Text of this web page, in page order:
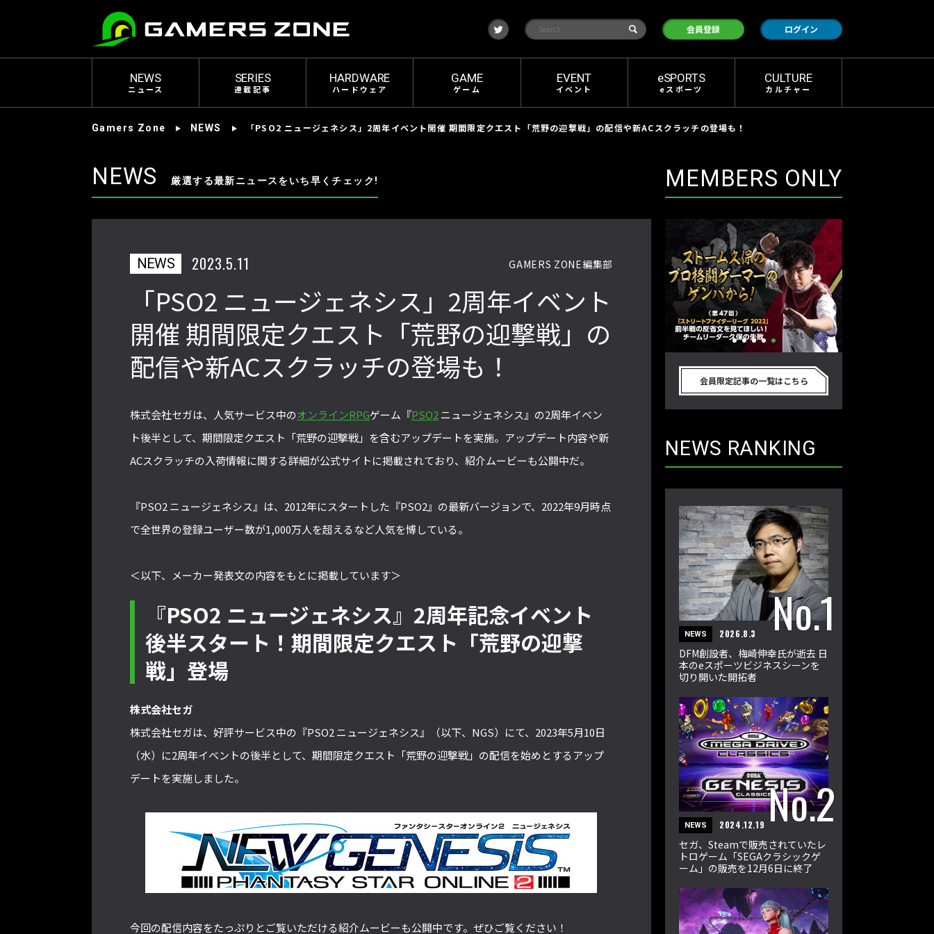
t
w
i
t
検
会員登録 ログイン
NEWS
ニュース
SERIES
連載記事
HARDWARE
ハードウェア
GAME
ゲーム
EVENT
イベント
eSPORTS
eスポーツ
CULTURE
カルチャー
Gamers Zone NEWS 「PSO2 ニュージェネシス」2周年イベント開催 期間限定クエスト「荒野の迎撃戦」の配信や新ACスクラッチの登場も！
NEWS 厳選する最新ニュースをいち早くチェック!
NEWS 2023.5.11 GAMERS ZONE編集部
「PSO2 ニュージェネシス」2周年イベント
開催 期間限定クエスト「荒野の迎撃戦」の
配信や新ACスクラッチの登場も！
株式会社セガは、人気サービス中のオンラインRPGゲーム『PSO2 ニュージェネシス』の2周年イベン
ト後半として、期間限定クエスト「荒野の迎撃戦」を含むアップデートを実施。アップデート内容や新
ACスクラッチの入荷情報に関する詳細が公式サイトに掲載されており、紹介ムービーも公開中だ。
『PSO2 ニュージェネシス』は、2012年にスタートした『PSO2』の最新バージョンで、2022年9月時点
で全世界の登録ユーザー数が1,000万人を超えるなど人気を博している。
＜以下、メーカー発表文の内容をもとに掲載しています＞
『PSO2 ニュージェネシス』2周年記念イベント
後半スタート！期間限定クエスト「荒野の迎撃
戦」登場
株式会社セガ
株式会社セガは、好評サービス中の『PSO2 ニュージェネシス』（以下、NGS）にて、2023年5月10日
（水）に2周年イベントの後半として、期間限定クエスト「荒野の迎撃戦」の配信を始めとするアップ
デートを実施しました。
今回の配信内容をたっぷりとご覧いただける紹介ムービーも公開中です。ぜひご覧ください！
MEMBERS ONLY
PS4版とPC版は別のゲーム格ゲーおじさんに告ぐ！「CAPCOM
CUP IX」で活躍した若手の強さは
す！【ストーム久保のプロ格闘ゲーマ
ーのゲンバから！ 第50回】
「ストリートファイターリーグ 2022
グランドファイナル」覚悟を決めたカ
保のプロ格闘ゲーマーのゲンバから！
第49回】
2022年最後の懺悔！ 「ストリートフ
ァイターリーグ 2022」最終節を終え
ロ格闘ゲーマーのゲンバから！ 第48
回】
2022」前半戦の反省文を見てほし
い！ チームリーダー久保の失敗【ス
会員限定記事の一覧はこちら
NEWS RANKING
NEWS 2026.8.3
DFM創設者、梅崎伸幸氏が逝去 日
本のeスポーツビジネスシーンを
切り開いた開拓者
NEWS 2024.12.19
セガ、Steamで販売されていたレ
トロゲーム「SEGAクラシックゲ
ーム」の販売を12月6日に終了